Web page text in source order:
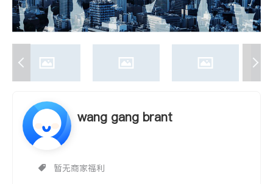
wang gang brant
暂无商家福利